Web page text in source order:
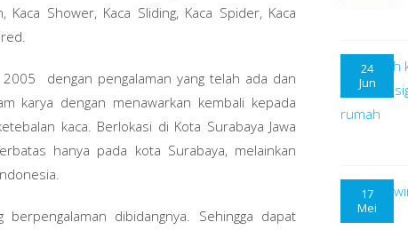
Kaca Shower, Kaca Sliding, Kaca Spider, Kaca
dengan pengalaman yang telah ada dan
karya dengan menawarkan kembali kepada
kaca. Berlokasi di Kota Surabaya Jawa
hanya pada kota Surabaya, melainkan
dibidangnya. Sehingga dapat
24
Jun
17
Mei